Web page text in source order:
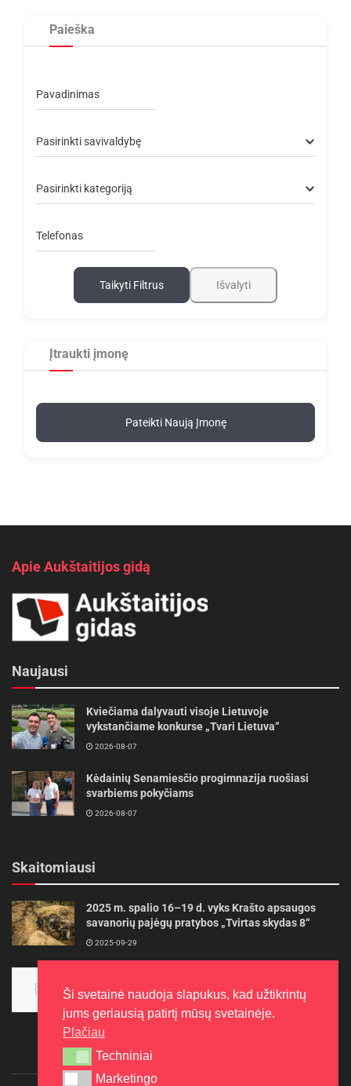
Paieška
Pavadinimas
Pasirinkti savivaldybę
Pasirinkti kategoriją
Telefonas
Taikyti Filtrus Išvalyti
Įtraukti įmonę
Pateikti Naują Įmonę
Apie Aukštaitijos gidą
Naujausi
Kviečiama dalyvauti visoje Lietuvoje
vykstančiame konkurse „Tvari Lietuva“
2026-08-07
Kėdainių Senamiesčio progimnazija ruošiasi
svarbiems pokyčiams
2026-08-07
Skaitomiausi
2025 m. spalio 16–19 d. vyks Krašto apsaugos
savanorių pajėgų pratybos „Tvirtas skydas 8“
2025-09-29
aukso
2015-10-30
Ši svetainė naudoja slapukus, kad užtikrintų
jums geriausią patirtį mūsų svetainėje.
Plačiau
Techniniai
Techniniai
Marketingo
Marketingo